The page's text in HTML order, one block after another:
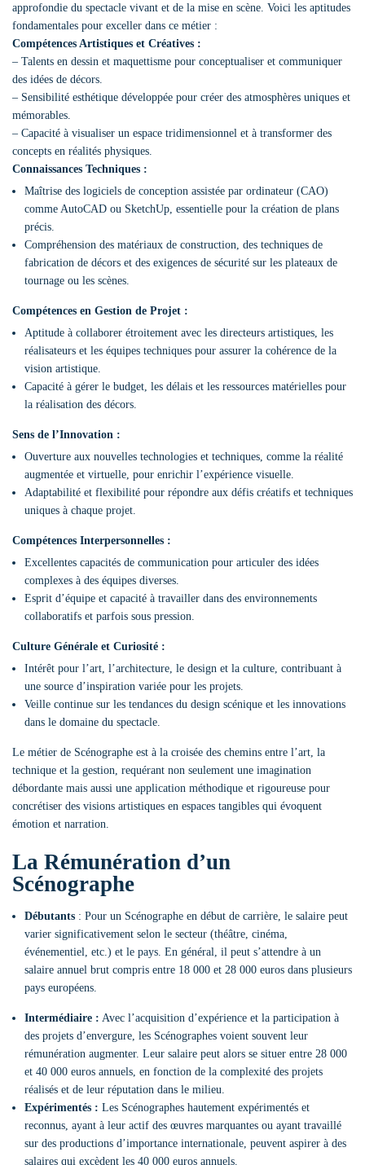
approfondie du spectacle vivant et de la mise en scène. Voici les aptitudes
fondamentales pour exceller dans ce métier :
Compétences Artistiques et Créatives :
– Talents en dessin et maquettisme pour conceptualiser et communiquer
des idées de décors.
– Sensibilité esthétique développée pour créer des atmosphères uniques et
mémorables.
– Capacité à visualiser un espace tridimensionnel et à transformer des
concepts en réalités physiques.
Connaissances Techniques :
Maîtrise des logiciels de conception assistée par ordinateur (CAO)
comme AutoCAD ou SketchUp, essentielle pour la création de plans
précis.
Compréhension des matériaux de construction, des techniques de
fabrication de décors et des exigences de sécurité sur les plateaux de
tournage ou les scènes.
Compétences en Gestion de Projet :
Aptitude à collaborer étroitement avec les directeurs artistiques, les
réalisateurs et les équipes techniques pour assurer la cohérence de la
vision artistique.
Capacité à gérer le budget, les délais et les ressources matérielles pour
la réalisation des décors.
Sens de l’Innovation :
Ouverture aux nouvelles technologies et techniques, comme la réalité
augmentée et virtuelle, pour enrichir l’expérience visuelle.
Adaptabilité et flexibilité pour répondre aux défis créatifs et techniques
uniques à chaque projet.
Compétences Interpersonnelles :
Excellentes capacités de communication pour articuler des idées
complexes à des équipes diverses.
Esprit d’équipe et capacité à travailler dans des environnements
collaboratifs et parfois sous pression.
Culture Générale et Curiosité :
Intérêt pour l’art, l’architecture, le design et la culture, contribuant à
une source d’inspiration variée pour les projets.
Veille continue sur les tendances du design scénique et les innovations
dans le domaine du spectacle.
Le métier de Scénographe est à la croisée des chemins entre l’art, la
technique et la gestion, requérant non seulement une imagination
débordante mais aussi une application méthodique et rigoureuse pour
concrétiser des visions artistiques en espaces tangibles qui évoquent
émotion et narration.
La Rémunération d’un
Scénographe
Débutants : Pour un Scénographe en début de carrière, le salaire peut
varier significativement selon le secteur (théâtre, cinéma,
événementiel, etc.) et le pays. En général, il peut s’attendre à un
salaire annuel brut compris entre 18 000 et 28 000 euros dans plusieurs
pays européens.
Intermédiaire : Avec l’acquisition d’expérience et la participation à
des projets d’envergure, les Scénographes voient souvent leur
rémunération augmenter. Leur salaire peut alors se situer entre 28 000
et 40 000 euros annuels, en fonction de la complexité des projets
réalisés et de leur réputation dans le milieu.
Expérimentés : Les Scénographes hautement expérimentés et
reconnus, ayant à leur actif des œuvres marquantes ou ayant travaillé
sur des productions d’importance internationale, peuvent aspirer à des
salaires qui excèdent les 40 000 euros annuels.